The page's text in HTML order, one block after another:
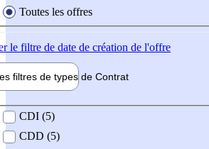
Toutes les offres
le filtre de date de création de l'offre
filtres de types de Contrat
contrat
CDI (5)
CDD (5)